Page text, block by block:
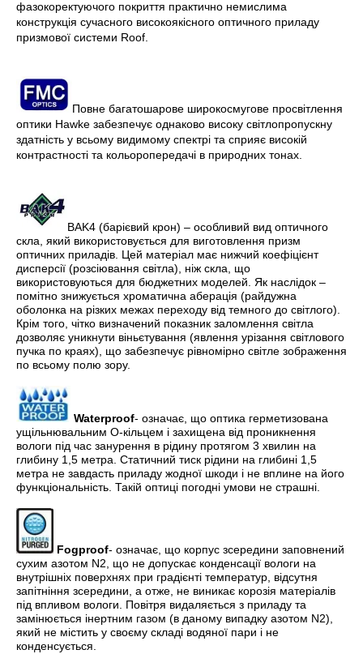
фазокоректуючого покриття практично немислима
конструкція сучасного високоякісного оптичного приладу
призмової системи Roof.
Повне багатошарове широкосмугове просвітлення
оптики Hawke забезпечує однаково високу світлопропускну
здатність у всьому видимому спектрі та сприяє високій
контрастності та кольоропередачі в природних тонах.
BAK4 (барієвий крон) – особливий вид оптичного
скла, який використовується для виготовлення призм
оптичних приладів. Цей матеріал має нижчий коефіцієнт
дисперсії (розсіювання світла), ніж скла, що
використовуються для бюджетних моделей. Як наслідок –
помітно знижується хроматична аберація (райдужна
оболонка на різких межах переходу від темного до світлого).
Крім того, чітко визначений показник заломлення світла
дозволяє уникнути віньєтування (явлення урізання світлового
пучка по краях), що забезпечує рівномірно світле зображення
по всьому полю зору.
Waterproof- означає, що оптика герметизована
ущільнювальним О-кільцем і захищена від проникнення
вологи під час занурення в рідину протягом 3 хвилин на
глибину 1,5 метра. Статичний тиск рідини на глибині 1,5
метра не завдасть приладу жодної шкоди і не вплине на його
функціональність. Такій оптиці погодні умови не страшні.
Fogproof- означає, що корпус зсередини заповнений
сухим азотом N2, що не допускає конденсації вологи на
внутрішніх поверхнях при градієнті температур, відсутня
запітніння зсередини, а отже, не виникає корозія матеріалів
під впливом вологи. Повітря видаляється з приладу та
замінюється інертним газом (в даному випадку азотом N2),
який не містить у своєму складі водяної пари і не
конденсується.